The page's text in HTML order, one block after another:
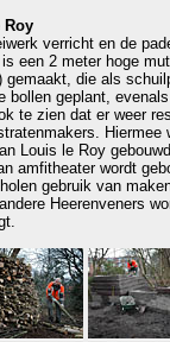
Roy
verricht en de
een 2 meter hoge
gemaakt, die als
bollen geplant,
te zien dat er weer
Hiermee
Louis le Roy
amfitheater wordt
gebruik van
Heerenveners